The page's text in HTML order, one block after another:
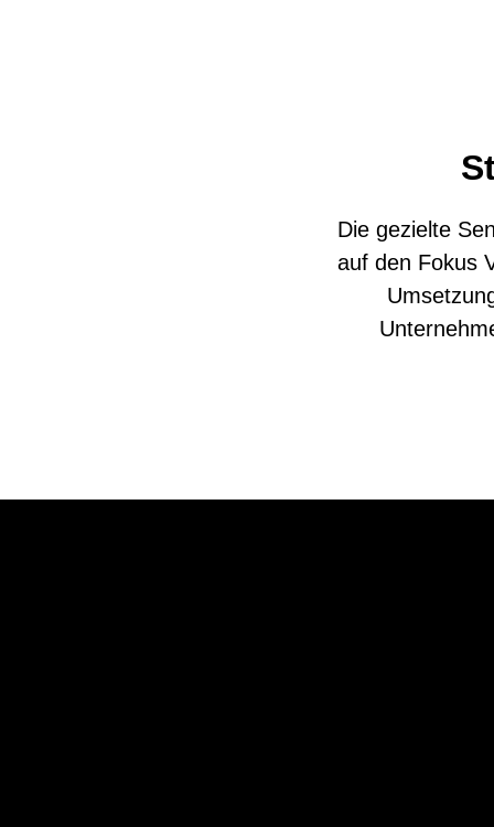
Die gezielte
auf den Fokus